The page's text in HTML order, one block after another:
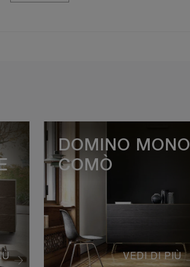
VEDI DI PIÙ
DOMINO MONO
COMÒ